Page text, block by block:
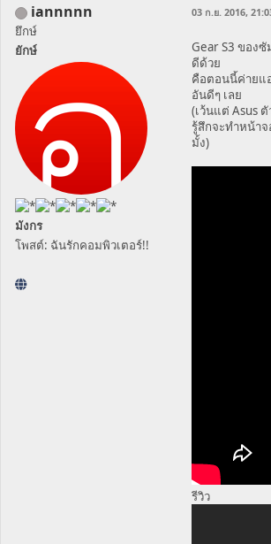
iannnnn
ยึกษ์
ยักษ์
มังกร
โพสต์: ฉันรักคอมพิวเตอร์!!
03 ก.ย. 2016,
Gear S3 ของ
ดีด้วย
คือตอนนี้ค่ายแ
อันดีๆ เลย
(เว้นแต่ Asus
รู้สึกจะทำหน้า
มั้ง)
รีวิว